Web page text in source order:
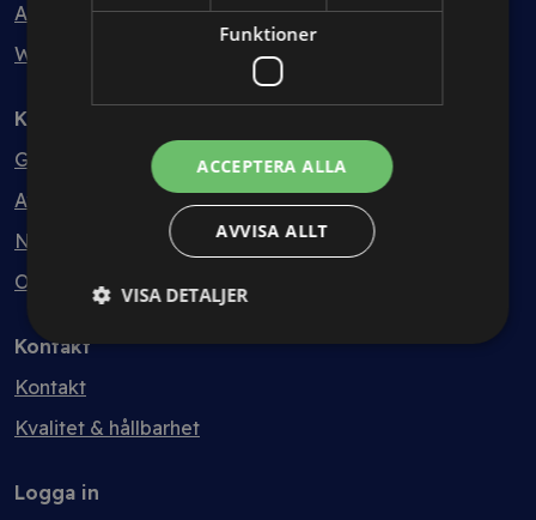
Abonnemang
Webbinarium
Kunskapsbank
Guider
Avtalsmallar
Nyheter
Ordlista
Kontakt
Kontakt
Kvalitet & hållbarhet
Logga in
Funktioner
ACCEPTERA ALLA
AVVISA ALLT
VISA DETALJER